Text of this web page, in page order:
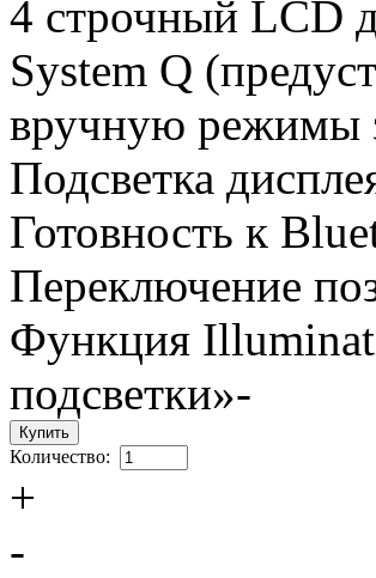
4 строчный LCD
System Q
вручную режимы
Подсветка
Готовность к
Переключение
Функция
подсветки»-
Количество:
+
-